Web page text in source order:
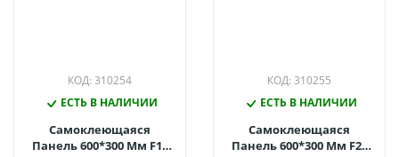
КОД: 310254
ЕСТЬ В НАЛИЧИИ
Самоклеющаяся
Панель 600*300 Мм F18
КОД: 310255
ЕСТЬ В НАЛИЧИИ
Самоклеющаяся
Панель 600*300 Мм F20